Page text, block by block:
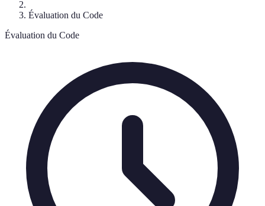
Évaluation du Code
Évaluation du Code